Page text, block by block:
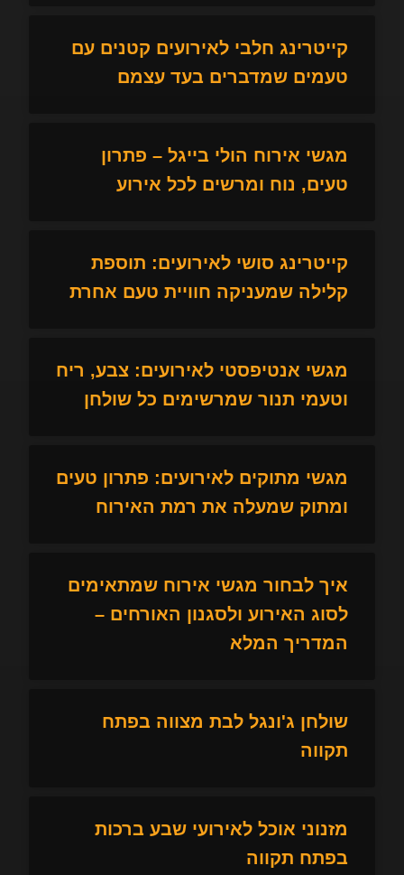
קייטרינג חלבי לאירועים קטנים עם
טעמים שמדברים בעד עצמם
מגשי אירוח הולי בייגל – פתרון
טעים, נוח ומרשים לכל אירוע
קייטרינג סושי לאירועים: תוספת
קלילה שמעניקה חוויית טעם אחרת
מגשי אנטיפסטי לאירועים: צבע, ריח
וטעמי תנור שמרשימים כל שולחן
מגשי מתוקים לאירועים: פתרון טעים
ומתוק שמעלה את רמת האירוח
איך לבחור מגשי אירוח שמתאימים
לסוג האירוע ולסגנון האורחים –
המדריך המלא
שולחן ג'ונגל לבת מצווה בפתח
תקווה
מזנוני אוכל לאירועי שבע ברכות
בפתח תקווה